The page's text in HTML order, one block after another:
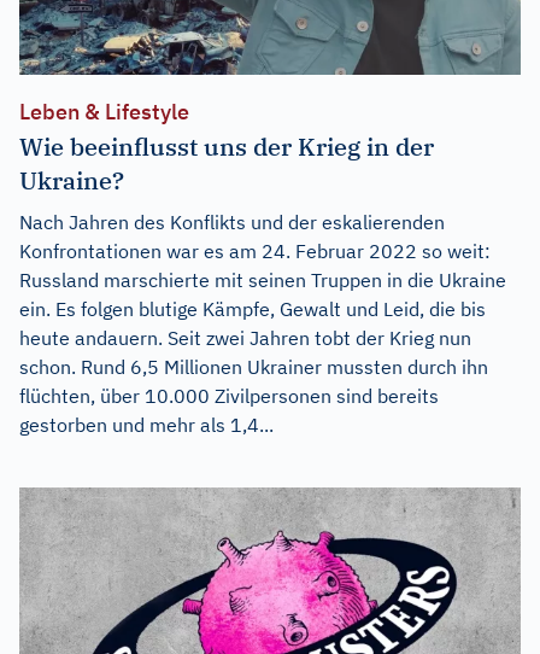
Leben & Lifestyle
Wie beeinflusst uns der Krieg in der
Ukraine?
Nach Jahren des Konflikts und der eskalierenden
Konfrontationen war es am 24. Februar 2022 so weit:
Russland marschierte mit seinen Truppen in die Ukraine
ein. Es folgen blutige Kämpfe, Gewalt und Leid, die bis
heute andauern. Seit zwei Jahren tobt der Krieg nun
schon. Rund 6,5 Millionen Ukrainer mussten durch ihn
flüchten, über 10.000 Zivilpersonen sind bereits
gestorben und mehr als 1,4...